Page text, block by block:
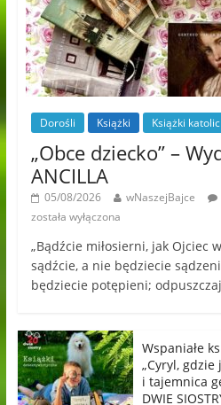
Dorośli Książki Książki
„Obce dziecko” –
ANCILLA
05/08/2026 wNaszejBajce
została wyłączona
„Bądźcie miłosierni, jak Ojciec
sądźcie, a nie będziecie
będziecie potępieni;
Wspaniałe
„Cyryl, gdzie
i tajemnica
DWIE